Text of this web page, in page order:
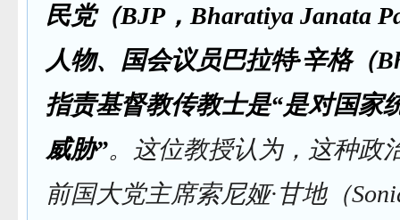
民党（BJP，Bharatiya Janata
人物、国会议员巴拉特·辛格（
指责基督教传教士是“是对国家
威胁”。这位教授认为，这种政
前国大党主席索尼娅·甘地（